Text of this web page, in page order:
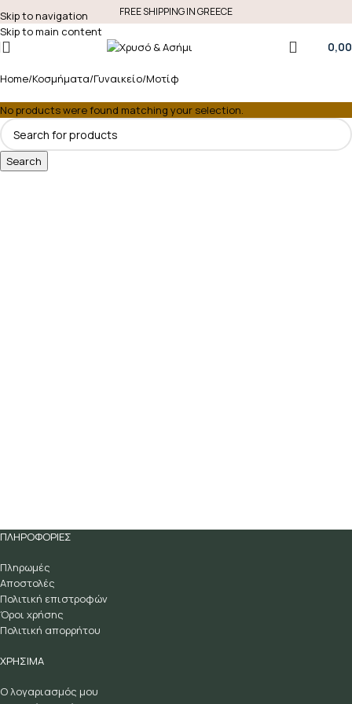
Skip to navigation
Skip to main content
FREE SHIPPING IN GREECE
0,00
Home Κοσμήματα Γυναικείο Μοτίφ
No products were found matching your selection.
Search
ΠΛΗΡΟΦΟΡΙΕΣ
Πληρωμές
Αποστολές
Πολιτική επιστροφών
Όροι χρήσης
Πολιτική απορρήτου
ΧΡΗΣΙΜΑ
Ο λογαριασμός μου